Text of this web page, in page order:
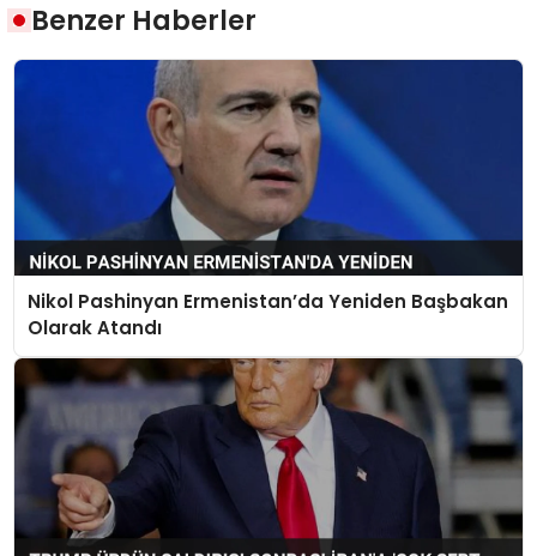
Benzer Haberler
Nikol Pashinyan Ermenistan’da Yeniden Başbakan
Olarak Atandı